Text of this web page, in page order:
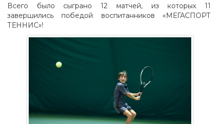
Всего было сыграно 12 матчей, из которых 11
завершились победой воспитанников «МЕГАСПОРТ
ТЕННИС»!